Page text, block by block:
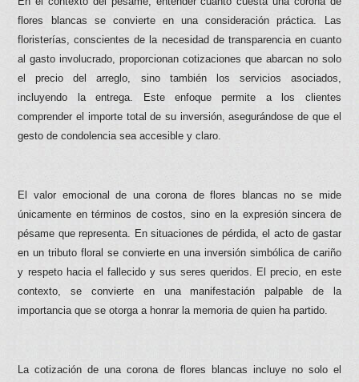
flores blancas se convierte en una consideración práctica. Las
floristerías, conscientes de la necesidad de transparencia en cuanto
al gasto involucrado, proporcionan cotizaciones que abarcan no solo
el precio del arreglo, sino también los servicios asociados,
incluyendo la entrega. Este enfoque permite a los clientes
comprender el importe total de su inversión, asegurándose de que el
gesto de condolencia sea accesible y claro.
El valor emocional de una corona de flores blancas no se mide
únicamente en términos de costos, sino en la expresión sincera de
pésame que representa. En situaciones de pérdida, el acto de gastar
en un tributo floral se convierte en una inversión simbólica de cariño
y respeto hacia el fallecido y sus seres queridos. El precio, en este
contexto, se convierte en una manifestación palpable de la
importancia que se otorga a honrar la memoria de quien ha partido.
La cotización de una corona de flores blancas incluye no solo el